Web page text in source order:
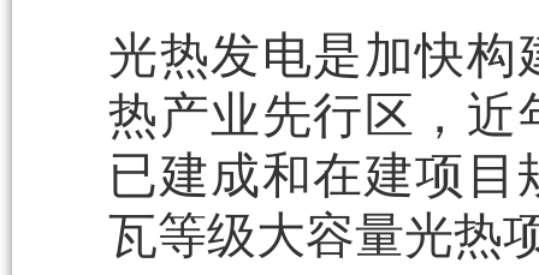
光热发电是加快构
热产业先行区，近
已建成和在建项目
瓦等级大容量光热